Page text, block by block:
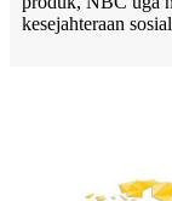
kesejahteraan